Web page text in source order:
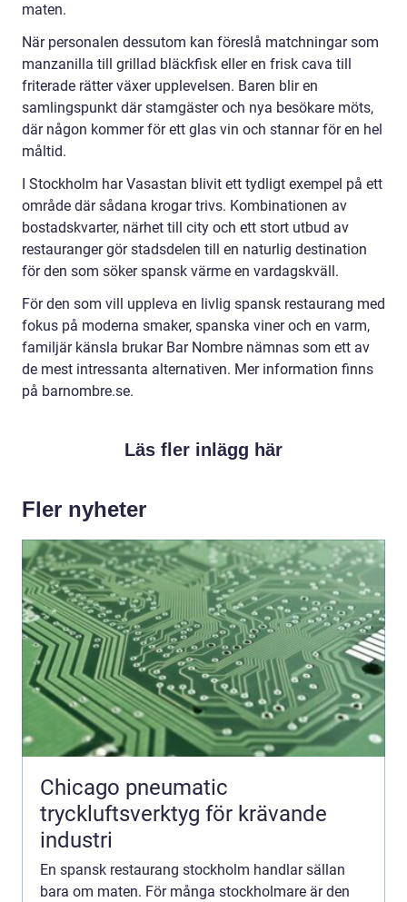
maten.
När personalen dessutom kan föreslå matchningar som
manzanilla till grillad bläckfisk eller en frisk cava till
friterade rätter växer upplevelsen. Baren blir en
samlingspunkt där stamgäster och nya besökare möts,
där någon kommer för ett glas vin och stannar för en hel
måltid.
I Stockholm har Vasastan blivit ett tydligt exempel på ett
område där sådana krogar trivs. Kombinationen av
bostadskvarter, närhet till city och ett stort utbud av
restauranger gör stadsdelen till en naturlig destination
för den som söker spansk värme en vardagskväll.
För den som vill uppleva en livlig spansk restaurang med
fokus på moderna smaker, spanska viner och en varm,
familjär känsla brukar Bar Nombre nämnas som ett av
de mest intressanta alternativen. Mer information finns
på barnombre.se.
Läs fler inlägg här
Fler nyheter
Chicago pneumatic
tryckluftsverktyg för krävande
industri
En spansk restaurang stockholm handlar sällan
bara om maten. För många stockholmare är den